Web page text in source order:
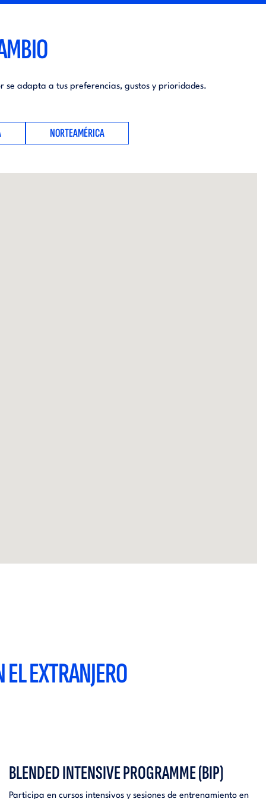
se adapta a tus preferencias, gustos y prioridades.
NORTEAMÉRICA
EXTRANJERO
BLENDED INTENSIVE PROGRAMME (BIP)
Participa en cursos intensivos y sesiones de entrenamiento en